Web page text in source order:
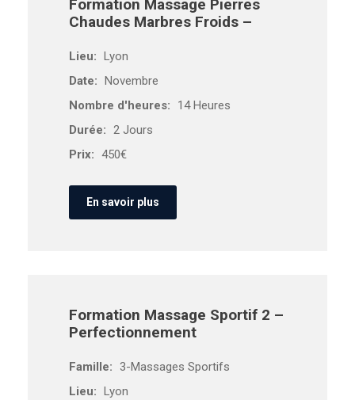
Formation Massage Pierres
Chaudes Marbres Froids –
Lieu: Lyon
Date: Novembre
Nombre d'heures:
14 Heures
Durée: 2 Jours
Prix: 450€
En savoir plus
Formation Massage Sportif 2 –
Perfectionnement
Famille: 3-Massages Sportifs
Lieu: Lyon